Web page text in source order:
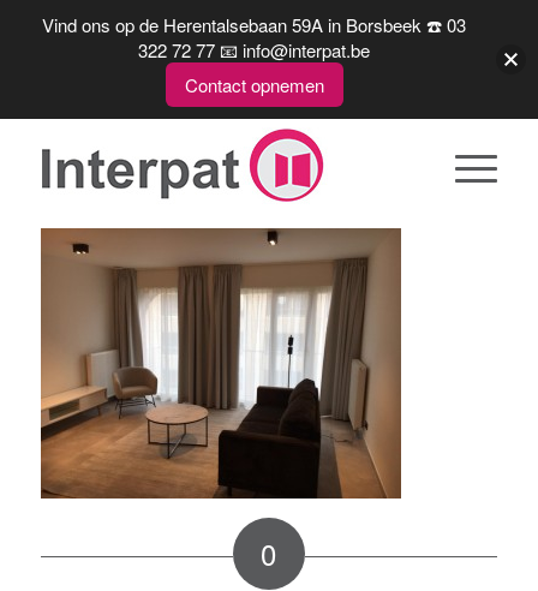
0
Vind ons op de Herentalsebaan 59A in Borsbeek ☎️ 03
322 72 77 📧 info@interpat.be
Contact opnemen